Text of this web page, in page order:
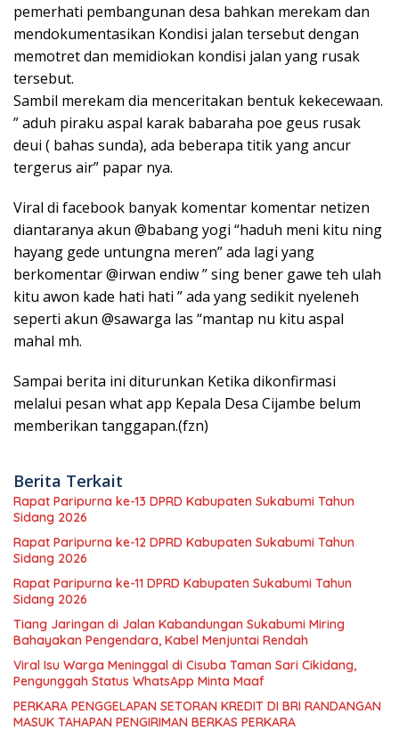
pemerhati pembangunan desa bahkan merekam dan
mendokumentasikan Kondisi jalan tersebut dengan
memotret dan memidiokan kondisi jalan yang rusak
tersebut.
Sambil merekam dia menceritakan bentuk kekecewaan.
” aduh piraku aspal karak babaraha poe geus rusak
deui ( bahas sunda), ada beberapa titik yang ancur
tergerus air” papar nya.
Viral di facebook banyak komentar komentar netizen
diantaranya akun @babang yogi “haduh meni kitu ning
hayang gede untungna meren” ada lagi yang
berkomentar @irwan endiw ” sing bener gawe teh ulah
kitu awon kade hati hati ” ada yang sedikit nyeleneh
seperti akun @sawarga las “mantap nu kitu aspal
mahal mh.
Sampai berita ini diturunkan Ketika dikonfirmasi
melalui pesan what app Kepala Desa Cijambe belum
memberikan tanggapan.(fzn)
Berita Terkait
Rapat Paripurna ke-13 DPRD Kabupaten Sukabumi Tahun
Sidang 2026
Rapat Paripurna ke-12 DPRD Kabupaten Sukabumi Tahun
Sidang 2026
Rapat Paripurna ke-11 DPRD Kabupaten Sukabumi Tahun
Sidang 2026
Tiang Jaringan di Jalan Kabandungan Sukabumi Miring
Bahayakan Pengendara, Kabel Menjuntai Rendah
Viral Isu Warga Meninggal di Cisuba Taman Sari Cikidang,
Pengunggah Status WhatsApp Minta Maaf
PERKARA PENGGELAPAN SETORAN KREDIT DI BRI RANDANGAN
MASUK TAHAPAN PENGIRIMAN BERKAS PERKARA